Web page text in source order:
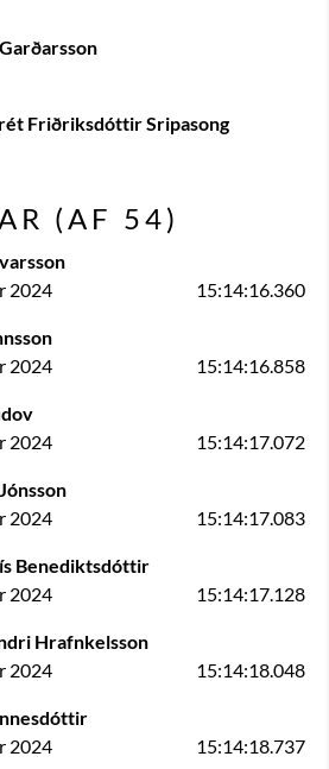
Friðriksdóttir Sripasong
(AF 54)
2024
15:14:16.360
2024
15:14:16.858
2024
15:14:17.072
2024
15:14:17.083
Benediktsdóttir
2024
15:14:17.128
Hrafnkelsson
2024
15:14:18.048
2024
15:14:18.737